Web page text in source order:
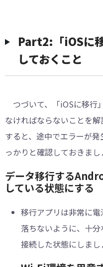
Part2:「iOSに
しておくこと
つづいて、「iOSに移行
なければならないことを
すると、途中でエラーが
っかりと確認しておきまし
データ移行する
している状態にする
移行アプリは非常に
落ちないように、十
接続した状態にしまし